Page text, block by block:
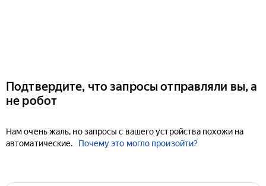
Подтвердите, что запросы отправляли вы, а
не робот
Нам очень жаль, но запросы с вашего устройства похожи на
автоматические.
Почему это могло произойти?